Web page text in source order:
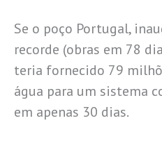
Se o poço Portugal,
recorde (obras em 78
teria fornecido 79
água para um sistema
em apenas 30 dias.